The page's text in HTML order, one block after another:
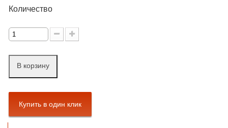
Количество
В корзину